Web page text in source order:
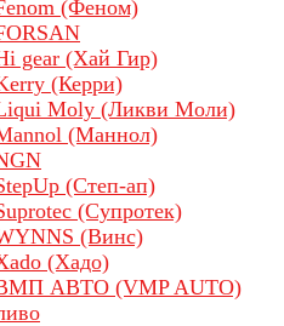
(Феном)
gear (Хай Гир)
(Керри)
Moly (Ликви Моли)
(Маннол)
(Степ-ап)
(Супротек)
(Винс)
(Хадо)
АВТО (VMP AUTO)